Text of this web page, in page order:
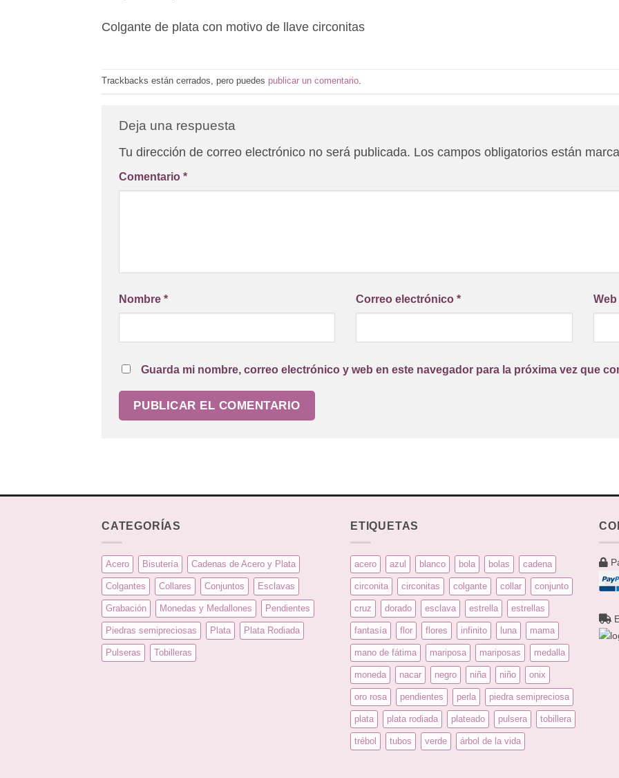
Colgante de plata con motivo de llave circonitas
Trackbacks están cerrados, pero puedes publicar un comentario.
Deja una respuesta
Tu dirección de correo electrónico no será publicada. Los campos obligatorios están
Comentario *
Nombre * Correo electrónico* Web
Guarda mi nombre, correo electrónico y web en este navegador para la próxima vez que
CATEGORÍAS
Acero Bisutería Cadenas de Acero y Plata
Colgantes Collares Conjuntos Esclavas
Grabación Monedas y Medallones Pendientes
Piedras semipreciosas Plata Plata Rodiada
Pulseras Tobilleras
ETIQUETAS
acero azul blanco bola bolas cadena
circonita circonitas colgante collar conjunto
cruz dorado esclava estrella estrellas
fantasía flor flores infinito luna mama
mano de fátima mariposa mariposas medalla
moneda nacar negro niña niño onix
oro rosa pendientes perla piedra semipreciosa
plata plata rodiada plateado pulsera tobillera
trébol tubos verde árbol de la vida